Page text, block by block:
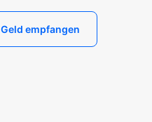
Geld empfangen